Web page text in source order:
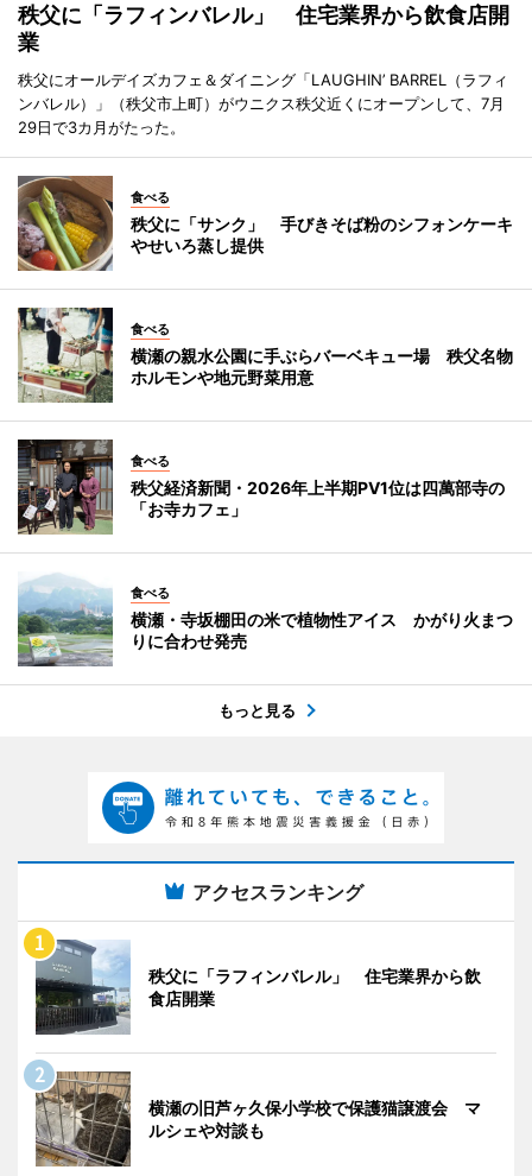
秩父に「ラフィンバレル」 住宅業界から飲食店開
業
秩父にオールデイズカフェ＆ダイニング「LAUGHIN’ BARREL（ラフィ
ンバレル）」（秩父市上町）がウニクス秩父近くにオープンして、7月
29日で3カ月がたった。
食べる
秩父に「サンク」 手びきそば粉のシフォンケーキ
やせいろ蒸し提供
食べる
横瀬の親水公園に手ぶらバーベキュー場 秩父名物
ホルモンや地元野菜用意
食べる
秩父経済新聞・2026年上半期PV1位は四萬部寺の
「お寺カフェ」
食べる
横瀬・寺坂棚田の米で植物性アイス かがり火まつ
りに合わせ発売
もっと見る
アクセスランキング
秩父に「ラフィンバレル」 住宅業界から飲
食店開業
横瀬の旧芦ヶ久保小学校で保護猫譲渡会 マ
ルシェや対談も